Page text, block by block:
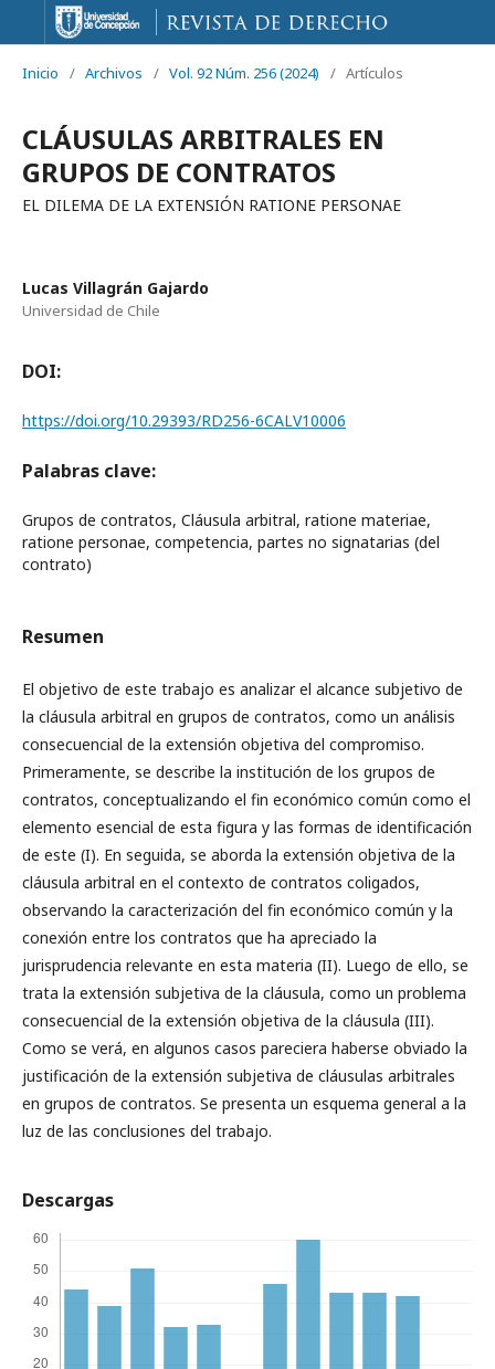
Inicio / Archivos / Vol. 92 Núm. 256 (2024) / Artículos
CLÁUSULAS ARBITRALES EN
GRUPOS DE CONTRATOS
EL DILEMA DE LA EXTENSIÓN RATIONE PERSONAE
Lucas Villagrán Gajardo
Universidad de Chile
DOI:
https://doi.org/10.29393/RD256-6CALV10006
Palabras clave:
Grupos de contratos, Cláusula arbitral, ratione materiae,
ratione personae, competencia, partes no signatarias (del
contrato)
Resumen
El objetivo de este trabajo es analizar el alcance subjetivo de
la cláusula arbitral en grupos de contratos, como un análisis
consecuencial de la extensión objetiva del compromiso.
Primeramente, se describe la institución de los grupos de
contratos, conceptualizando el fin económico común como el
elemento esencial de esta figura y las formas de identificación
de este (I). En seguida, se aborda la extensión objetiva de la
cláusula arbitral en el contexto de contratos coligados,
observando la caracterización del fin económico común y la
conexión entre los contratos que ha apreciado la
jurisprudencia relevante en esta materia (II). Luego de ello, se
trata la extensión subjetiva de la cláusula, como un problema
consecuencial de la extensión objetiva de la cláusula (III).
Como se verá, en algunos casos pareciera haberse obviado la
justificación de la extensión subjetiva de cláusulas arbitrales
en grupos de contratos. Se presenta un esquema general a la
luz de las conclusiones del trabajo.
Descargas